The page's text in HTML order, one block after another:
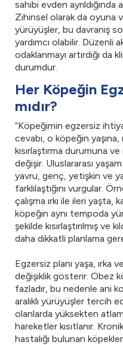
sahibi evden
Zihinsel olarak da oyuna
yürüyüşler, bu davranış
yardımcı olabilir.
odaklanmayı artırdığı
durumdur.
Her Köpeğin
mıdır?
“Köpeğimin egzersiz
cevabı, o köpeğin yaşına,
kısırlaştırma durumuna
değişir. Uluslararası
yavru, genç, yetişkin ve
farklılaştığını vurgular.
çalışma ırkı ile ileri yaşta,
köpeğin aynı tempoda
şekilde kısırlaştırılmış
daha dikkatli planlama
Egzersiz planı yaşa, ırka
değişiklik gösterir. Obez
fazladır, bu nedenle ani
aralıklı yürüyüşler tercih
olanlarda yüksekten
hareketler kısıtlanır.
hastalığı bulunan